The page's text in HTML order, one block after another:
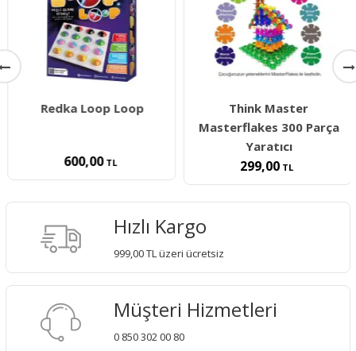
Redka Loop Loop
600,00TL
Think Master
Masterflakes 300 Parça
Yaratıcı
299,00TL
Hızlı Kargo
999,00 TL üzeri ücretsiz
Müşteri Hizmetleri
0 850 302 00 80